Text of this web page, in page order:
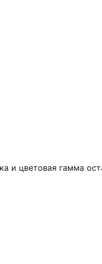
и цветовая гамма